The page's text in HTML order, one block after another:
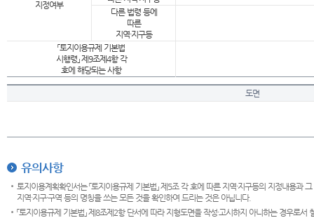
지정여부
다른 법령 등에
따른
지역·지구등
「토지이용규제 기본법
시행령」 제9조제4항 각
호에 해당되는 사항
도면
유의사항
토지이용계획확인서는 「토지이용규제 기본법」 제5조 각 호에 따른 지역·지구등의 지정내용
지역·지구·구역 등의 명칭을 쓰는 모든 것을 확인하여 드리는 것은 아닙니다.
「토지이용규제 기본법」 제8조제2항 단서에 따라 지형도면을 작성·고시하지 아니하는 경우로